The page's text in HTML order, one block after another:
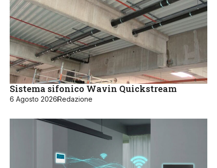
Sistema sifonico Wavin Quickstream
6 Agosto 2026Redazione